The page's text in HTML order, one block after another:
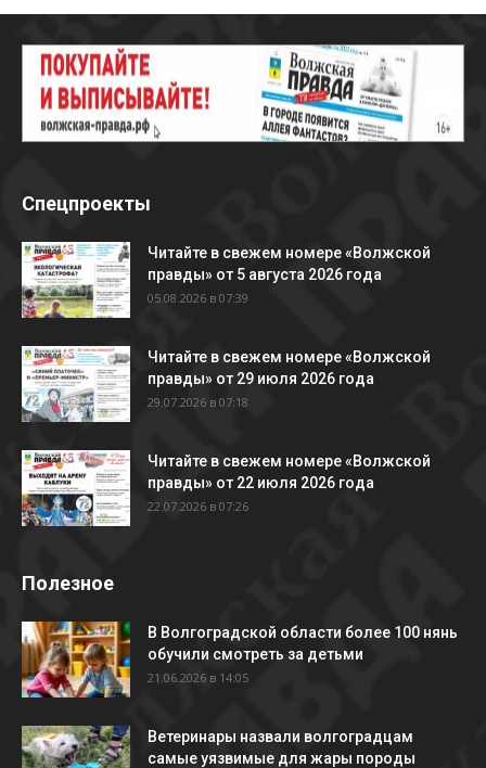
Спецпроекты
Читайте в свежем номере «Волжской
правды» от 5 августа 2026 года
05.08.2026 в 07:39
Читайте в свежем номере «Волжской
правды» от 29 июля 2026 года
29.07.2026 в 07:18
Читайте в свежем номере «Волжской
правды» от 22 июля 2026 года
22.07.2026 в 07:26
Полезное
В Волгоградской области более 100 нянь
обучили смотреть за детьми
21.06.2026 в 14:05
Ветеринары назвали волгоградцам
самые уязвимые для жары породы